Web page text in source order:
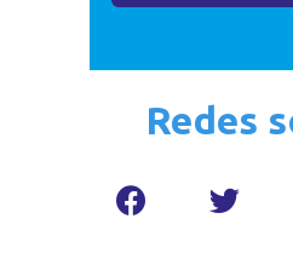
Redes